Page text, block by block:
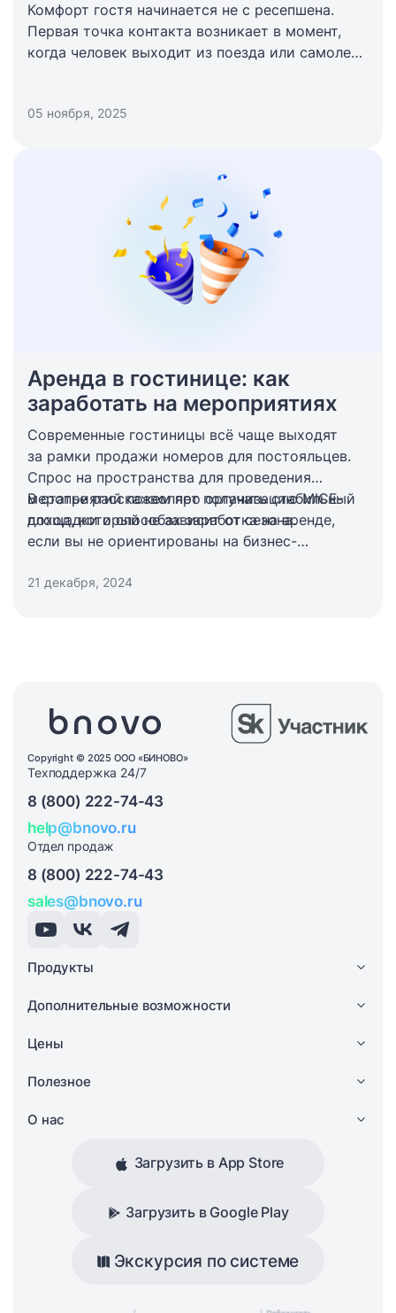
Комфорт гостя начинается не с ресепшена.
Первая точка контакта возникает в момент,
когда человек выходит из поезда или самолета
гостиница обеспечивает спокойное начало
экономит время и создает позитивное
ожидание от проживания.
05 ноября, 2025
Аренда в гостинице: как
заработать на мероприятиях
Современные гостиницы всё чаще выходят
за рамки продажи номеров для постояльцев.
Спрос на пространства для проведения
мероприятий позволяет получать стабильный
доход, который не зависит от сезона.
В статье расскажем про организацию MICE-
площадки и способах заработка на аренде,
если вы не ориентированы на бизнес-
21 декабря, 2024
Copyright © 2025 ООО «БИНОВО»
Техподдержка 24/7
8 (800) 222-74-43
help@bnovo.ru
Отдел продаж
8 (800) 222-74-43
sales@bnovo.ru
Продукты
Дополнительные возможности
Цены
Полезное
О нас
Загрузить в App Store
Загрузить в Google Play
Экскурсия по системе